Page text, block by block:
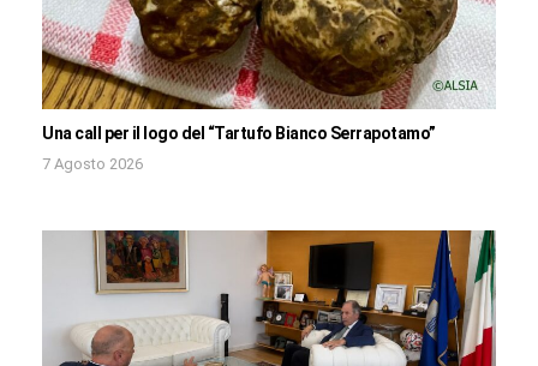
Una call per il logo del “Tartufo Bianco Serrapotamo”
7 Agosto 2026